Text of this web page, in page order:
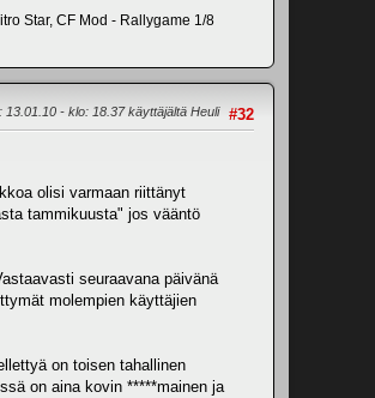
Star, CF Mod - Rallygame 1/8
#32
: 13.01.10 - klo: 18.37 käyttäjältä Heuli
olisi varmaan riittänyt
tammikuusta" jos vääntö
seuraavana päivänä
molempien käyttäjien
on toisen tahallinen
on aina kovin *****mainen ja